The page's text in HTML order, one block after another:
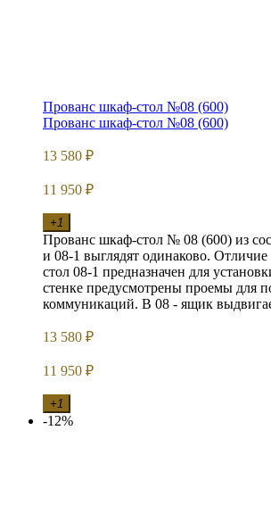
Прованс шкаф-стол №08 (600)
Прованс шкаф-стол №08 (600)
13 580 ₽
11 950 ₽
+1
Прованс шкаф-стол № 08 (600) из
и 08-1 выглядят одинаково.
стол 08-1 предназначен для
стенке предусмотрены проемы для
коммуникаций. В 08 - ящик
13 580 ₽
11 950 ₽
+1
-12%